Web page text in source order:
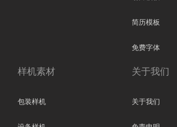
简历模板
免费字体
样机素材
包装样机
关于我们
关于我们